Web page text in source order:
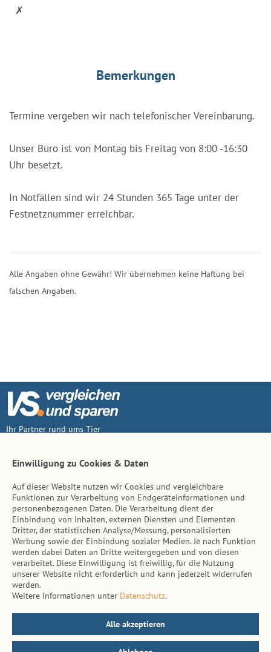
✗
Bemerkungen
Termine vergeben wir nach telefonischer Vereinbarung.
Unser Büro ist von Montag bis Freitag von 8:00 -16:30
Uhr besetzt.
In Notfällen sind wir 24 Stunden 365 Tage unter der
Festnetznummer erreichbar.
Alle Angaben ohne Gewähr! Wir übernehmen keine Haftung bei
falschen Angaben.
Ihr Partner rund ums Tier
Inhalt
Tierarzt-Suche
Hinweise
AGB
Impressum
Datenschutz
Kontakt
Einwilligung zu Cookies & Daten
Auf dieser Website nutzen wir Cookies und vergleichbare
Funktionen zur Verarbeitung von Endgeräteinformationen und
personenbezogenen Daten. Die Verarbeitung dient der
Einbindung von Inhalten, externen Diensten und Elementen
Dritter, der statistischen Analyse/Messung, personalisierten
Werbung sowie der Einbindung sozialer Medien. Je nach Funktion
werden dabei Daten an Dritte weitergegeben und von diesen
verarbeitet. Diese Einwilligung ist freiwillig, für die Nutzung
unserer Website nicht erforderlich und kann jederzeit widerrufen
werden.
Weitere Informationen unter Datenschutz.
Alle akzeptieren